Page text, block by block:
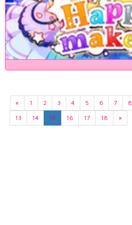
« 1 2 3 4 5 6 7 8
13
14 15 16 17 18 »